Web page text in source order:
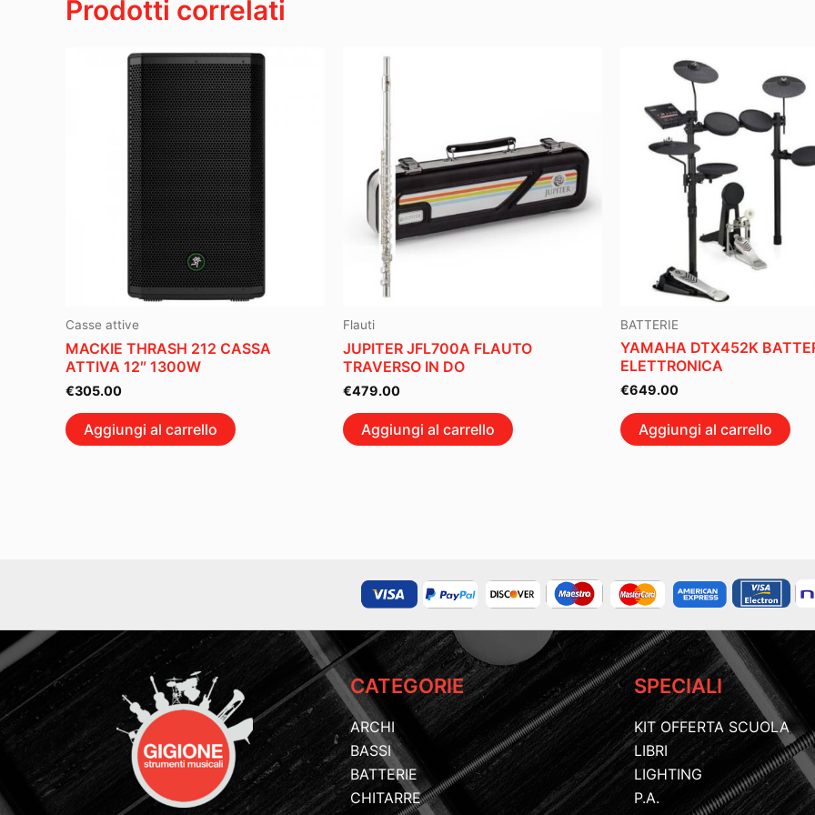
Prodotti correlati
Casse attive
MACKIE THRASH 212 CASSA
ATTIVA 12″ 1300W
€305.00
Aggiungi al carrello
Flauti
JUPITER JFL700A FLAUTO
TRAVERSO IN DO
€479.00
Aggiungi al carrello
BATTERIE
YAMAHA DTX452K
ELETTRONICA
€649.00
Aggiungi al carrello
CATEGORIE
ARCHI
BASSI
BATTERIE
CHITARRE
SPECIALI
KIT OFFERTA SCUOLA
LIBRI
LIGHTING
P.A.